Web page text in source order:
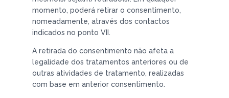
momento, poderá retirar o consentimento,
nomeadamente, através dos contactos
indicados no ponto VII.
A retirada do consentimento não afeta a
legalidade dos tratamentos anteriores ou de
outras atividades de tratamento, realizadas
com base em anterior consentimento.